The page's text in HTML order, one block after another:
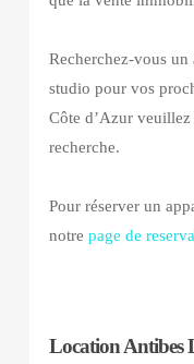
Recherchez-vous un
studio pour vos
Côte d’Azur
recherche.
Pour réserver un
notre page de
Location Antibes